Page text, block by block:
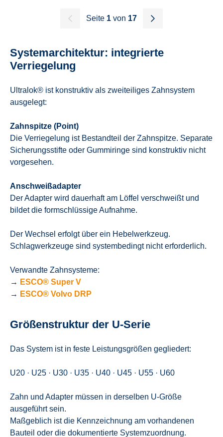
Seite 1 von 17
Systemarchitektur: integrierte
Verriegelung
Ultralok® ist konstruktiv als zweiteiliges Zahnsystem
ausgelegt:
Zahnspitze (Point)
Die Verriegelung ist Bestandteil der Zahnspitze. Separate
Sicherungsstifte oder Gummiringe sind konstruktiv nicht
vorgesehen.
Anschweißadapter
Der Adapter wird dauerhaft am Löffel verschweißt und
bildet die formschlüssige Aufnahme.
Der Wechsel erfolgt über ein Hebelwerkzeug.
Schlagwerkzeuge sind systembedingt nicht erforderlich.
Verwandte Zahnsysteme:
→ ESCO® Super V
→ ESCO® Volvo DRP
Größenstruktur der U-Serie
Das System ist in feste Leistungsgrößen gegliedert:
U20 · U25 · U30 · U35 · U40 · U45 · U55 · U60
Zahn und Adapter müssen in derselben U-Größe
ausgeführt sein.
Maßgeblich ist die Kennzeichnung am vorhandenen
Bauteil oder die dokumentierte Systemzuordnung.